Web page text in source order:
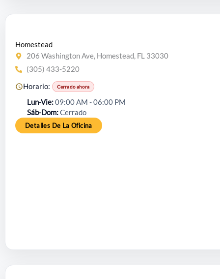
Homestead
206 Washington Ave, Homestead, FL 33030
(305) 433-5220
Horario: Cerrado ahora
Lun-Vie 09:00 AM - 06:00 PM
Sáb-Dom Cerrado
Detalles De La Oficina